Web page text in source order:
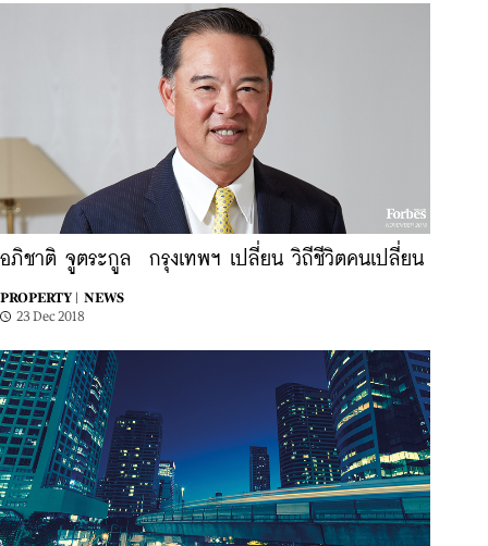
อภิชาติ จูตระกูล กรุงเทพฯ เปลี่ยน วิถีชีวิตคนเปลี่ยน
PROPERTY |
NEWS
23 Dec 2018